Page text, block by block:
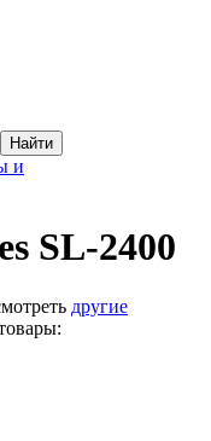
и
SL-2400
другие